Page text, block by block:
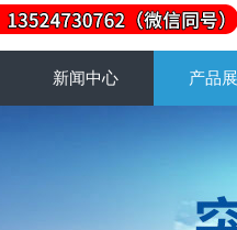
新闻中心 产品